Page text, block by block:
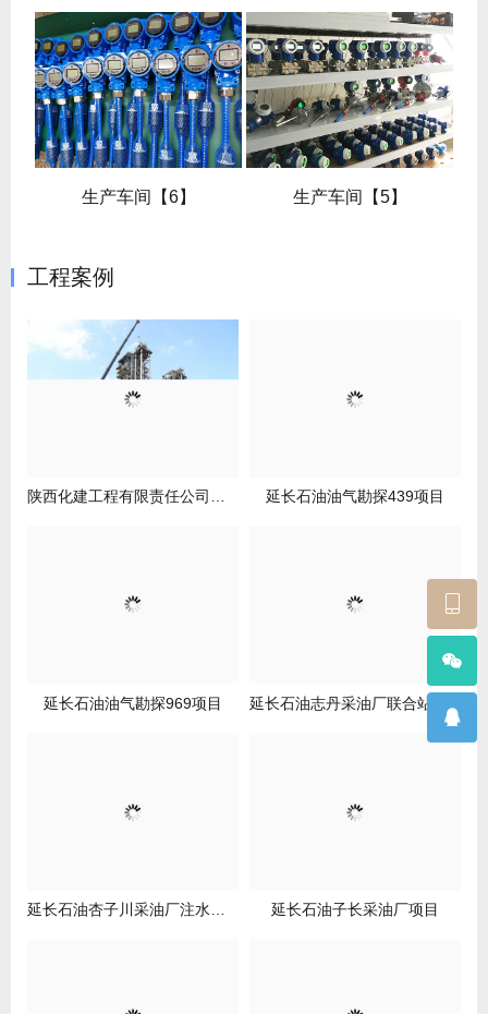
生产车间【6】 生产车间【5】
工程案例
延长石油油气勘探439项目
延长石油油气勘探969项目
延长石油子长采油厂项目